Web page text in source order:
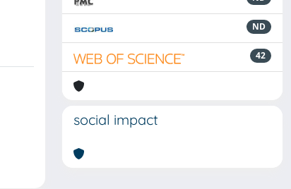
ND
42
social impact